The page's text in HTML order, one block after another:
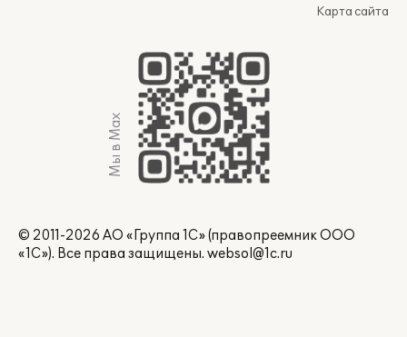
Карта сайта
Мы в Max
© 2011-2026 АО «Группа 1С» (правопреемник ООО
«1С»). Все права защищены. websol@1c.ru